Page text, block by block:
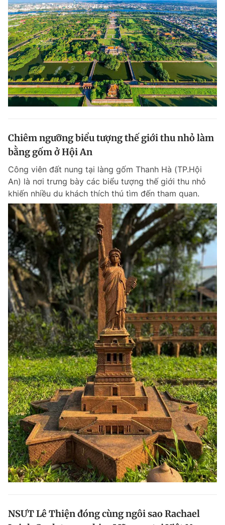
Chiêm ngưỡng biểu tượng thế giới thu nhỏ làm
bằng gốm ở Hội An
Công viên đất nung tại làng gốm Thanh Hà (TP.Hội
An) là nơi trưng bày các biểu tượng thế giới thu nhỏ
khiến nhiều du khách thích thú tìm đến tham quan.
NSƯT Lê Thiện đóng cùng ngôi sao Rachael